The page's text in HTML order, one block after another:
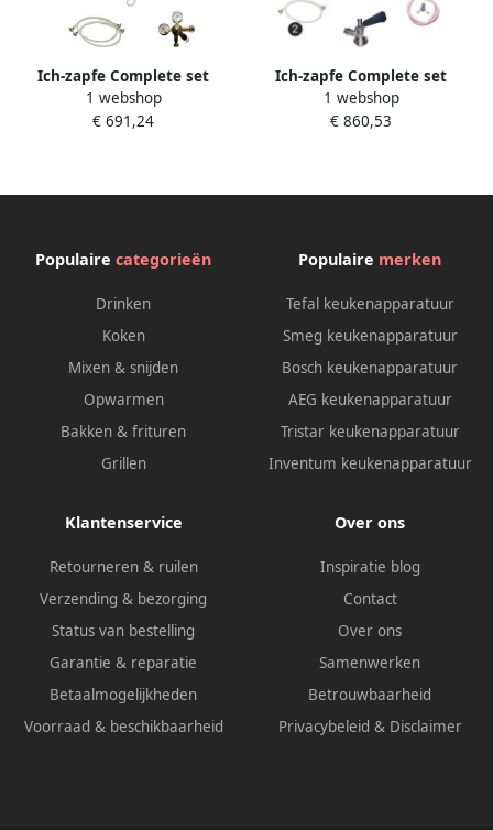
Ich-zapfe Complete set
biertap Tapsysteem Biertap
PYGMY 20 1-kraans
Bierkoeler Green Line zonder
1 webshop
€ 691,24
Ich-zapfe Complete set
Tapsysteem Biertap PYGMY
20 1-tapkraan 20 liter uur
Adapter
1 webshop
€ 860,53
Populaire categorieën
Drinken
Koken
Mixen & snijden
Opwarmen
Bakken & frituren
Grillen
Populaire merken
Tefal keukenapparatuur
Smeg keukenapparatuur
Bosch keukenapparatuur
AEG keukenapparatuur
Tristar keukenapparatuur
Inventum keukenapparatuur
Klantenservice
Retourneren & ruilen
Verzending & bezorging
Status van bestelling
Garantie & reparatie
Betaalmogelijkheden
Voorraad & beschikbaarheid
Over ons
Inspiratie blog
Contact
Over ons
Samenwerken
Betrouwbaarheid
Privacybeleid & Disclaimer